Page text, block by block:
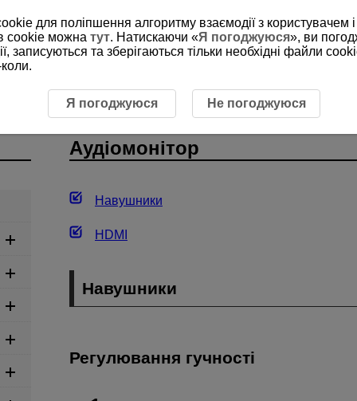
Аудіомонітор
Навушники
HDMI
Навушники
Регулювання гучності
для поліпшення алгоритму взаємодії з користувачем
cookie можна тут. Натискаючи «Я погоджуюся», ви
записуються та зберігаються тільки необхідні файли
Я погоджуюся Не погоджуюся